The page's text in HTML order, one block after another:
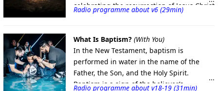
celebrating the resurrection of Jesus Christ
three days after his crucifixion on Good
death and the beginning of a new
creation. Resurrection is the main
foundation of the Christian faith, and
according to the Gospel, Christ rose from
the dead on the third day after being
Radio programme about v6 (29min)
What Is Baptism? (With You)
In the New Testament, baptism is
performed in water in the name of the
Father, the Son, and the Holy Spirit.
Baptism is a sign of the believer’s
Radio programme about v18-19 (31min)